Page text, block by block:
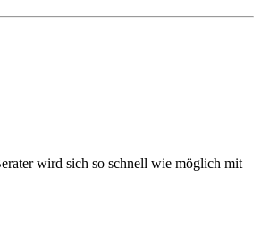
wird sich so schnell wie möglich mit